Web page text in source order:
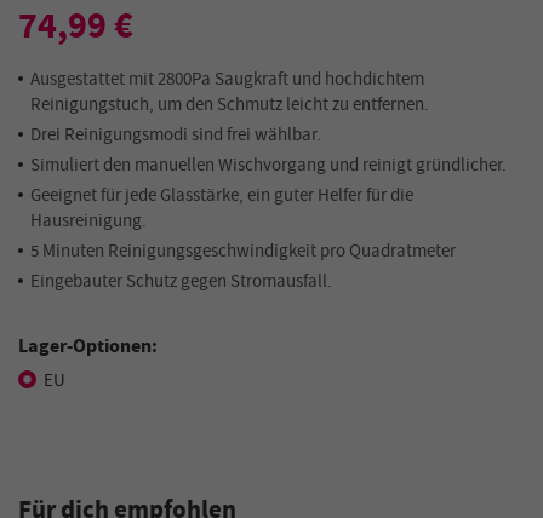
74,99 €
Ausgestattet mit 2800Pa Saugkraft und hochdichtem
Reinigungstuch, um den Schmutz leicht zu entfernen.
Drei Reinigungsmodi sind frei wählbar.
Simuliert den manuellen Wischvorgang und reinigt gründlicher.
Geeignet für jede Glasstärke, ein guter Helfer für die
Hausreinigung.
5 Minuten Reinigungsgeschwindigkeit pro Quadratmeter
Eingebauter Schutz gegen Stromausfall.
Lager-Optionen:
EU
Für dich empfohlen